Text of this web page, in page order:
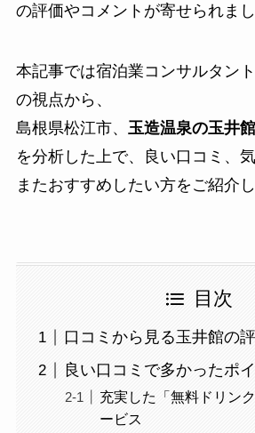
の評価やコメントが寄せられまし
本記事では宿泊業コンサルタン
の視点から、
島根県松江市、 玉造温泉の玉井館
を分析した上で、良い口コミ、
またおすすめしたい方をご紹介し
目次
口コミから見る玉井館の
良い口コミで多かったポ
充実した「無料ドリン
ービス